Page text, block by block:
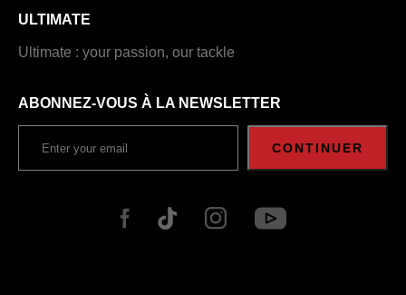
ULTIMATE
Ultimate : your passion, our tackle
ABONNEZ-VOUS À LA NEWSLETTER
CONTINUER